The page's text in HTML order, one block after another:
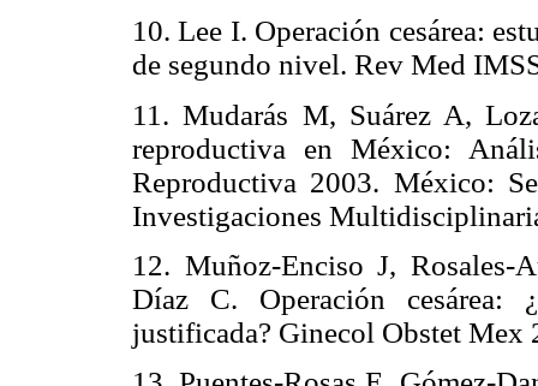
10. Lee I. Operación cesárea:
de segundo nivel. Rev Med
11. Mudarás M, Suárez A,
reproductiva en México:
Reproductiva 2003. México:
Investigaciones
12. Muñoz-Enciso J, Rosales-
Díaz C. Operación cesárea:
justificada? Ginecol Obstet